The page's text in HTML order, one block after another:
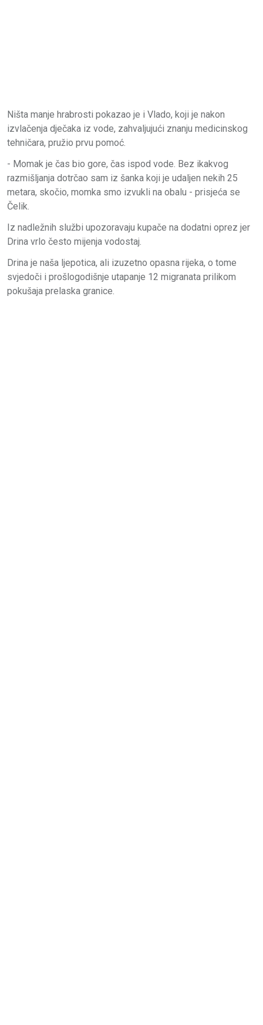
Ništa manje hrabrosti pokazao je i Vlado, koji je nakon
izvlačenja dječaka iz vode, zahvaljujući znanju medicinskog
tehničara, pružio prvu pomoć.
- Momak je čas bio gore, čas ispod vode. Bez ikakvog
razmišljanja dotrčao sam iz šanka koji je udaljen nekih 25
metara, skočio, momka smo izvukli na obalu - prisjeća se
Čelik.
Iz nadležnih službi upozoravaju kupače na dodatni oprez jer
Drina vrlo često mijenja vodostaj.
Drina je naša ljepotica, ali izuzetno opasna rijeka, o tome
svjedoči i prošlogodišnje utapanje 12 migranata prilikom
pokušaja prelaska granice.